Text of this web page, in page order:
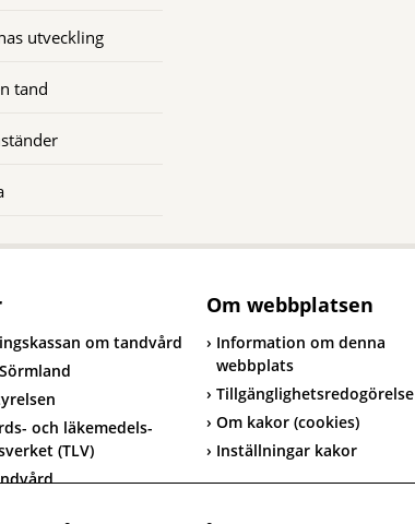
utveckling
tand
om tandvård
och läkemedels-
(TLV)
Om webbplatsen
Information om denna
webbplats
Tillgänglighetsredogörelse
Om kakor (cookies)
Inställningar kakor